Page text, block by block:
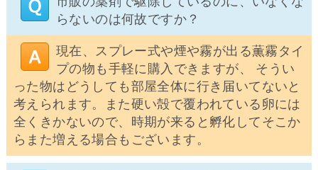
らないのは何故ですか？
現在、スプレー式や煙や霧が出る薫霧タイ
プの物も手軽に購入できますが、 そうい
った物はどうしても部屋全体に行き届いてないと
考えられます。また硬い殻で覆われている卵には
全くきかないので、時期が来ると孵化してそこか
らまた増える場合もございます。